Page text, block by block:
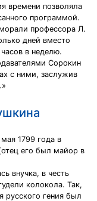
времени позволяла
программой.
профессора Л.
дней вместо
в неделю.
Сорокин
с ними, заслужив
1799 года в
его был майор в
внучка, в честь
колокола. Так,
русского гения был